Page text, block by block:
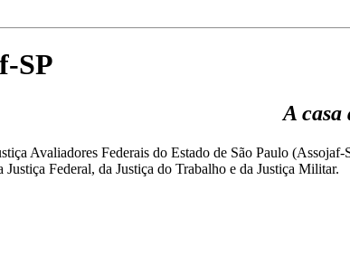
SP
A casa
Avaliadores Federais do Estado de São Paulo
Justiça Federal, da Justiça do Trabalho e da Justiça Militar.